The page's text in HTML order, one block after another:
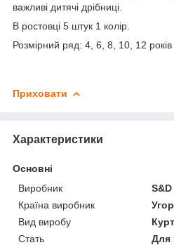
важливі дитячі дрібниці.
В ростовці 5 штук 1 колір.
Розмірний ряд: 4, 6, 8, 10, 12 років
Приховати
Характеристики
Основні
Виробник
S&D
Країна виробник
Вид виробу
Стать
Для